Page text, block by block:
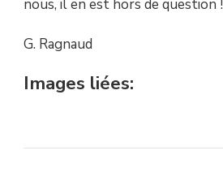
nous, il en est hors de question !
G. Ragnaud
Images liées: